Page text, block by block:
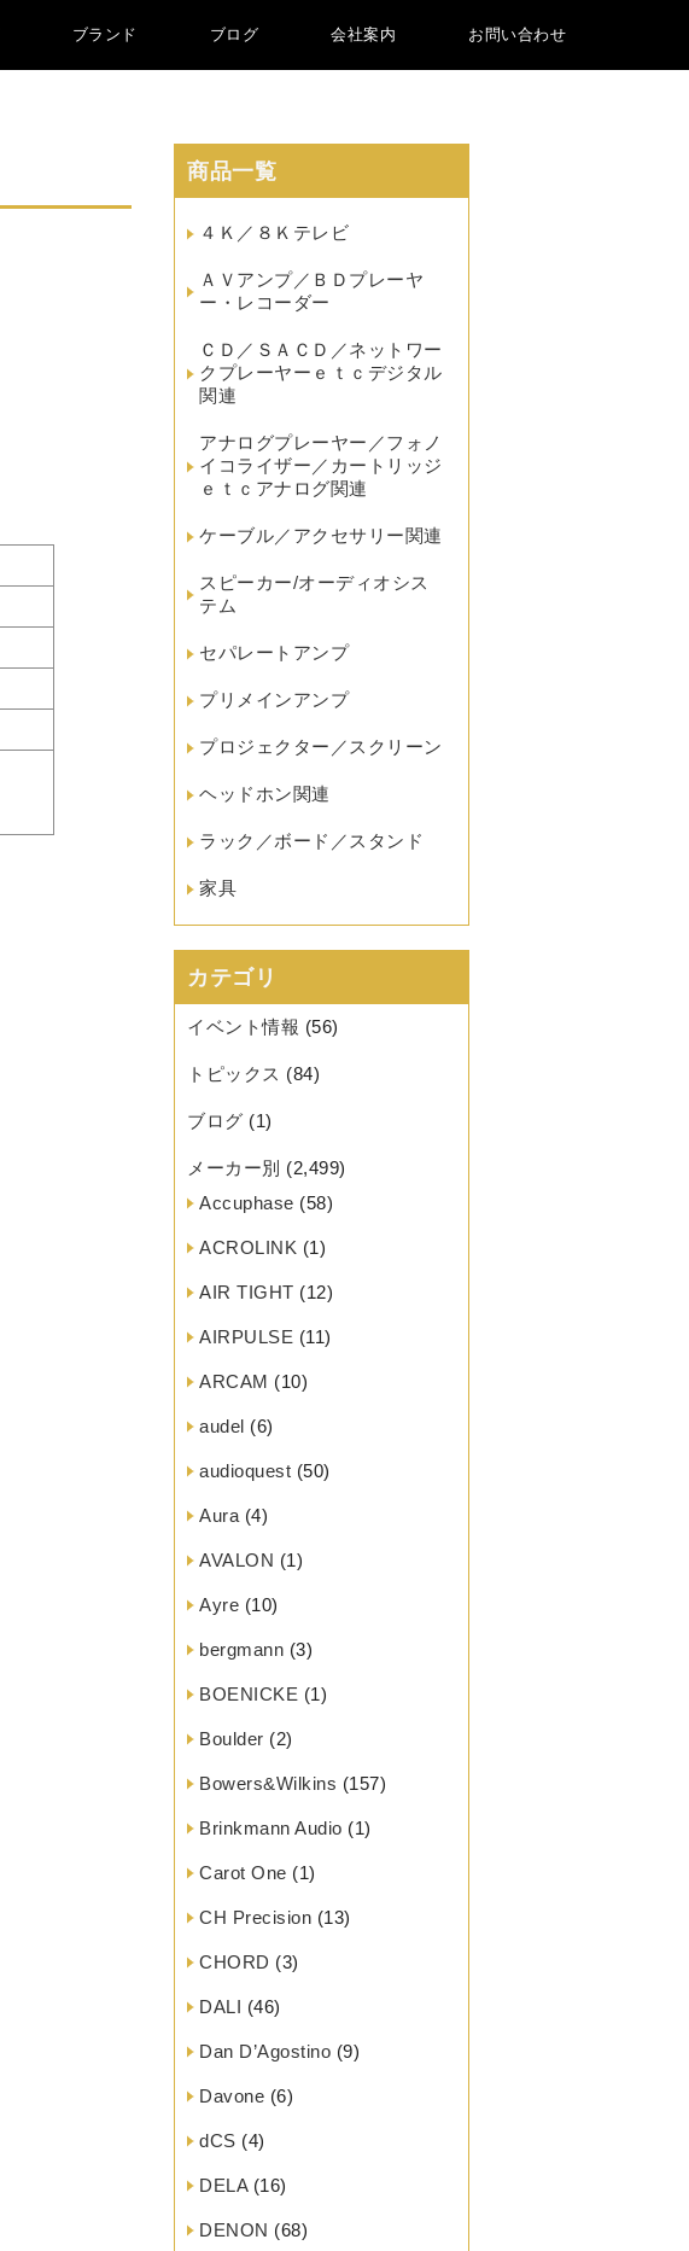
ブランド ブログ 会社案内 お問い合わせ
商品一覧
４Ｋ／８Ｋテレビ
ＡＶアンプ／ＢＤプレーヤ
ー・レコーダー
ＣＤ／ＳＡＣＤ／ネットワー
クプレーヤーｅｔｃデジタル
関連
アナログプレーヤー／フォノ
イコライザー／カートリッジ
ｅｔｃアナログ関連
ケーブル／アクセサリー関連
スピーカー/オーディオシス
テム
セパレートアンプ
プリメインアンプ
プロジェクター／スクリーン
ヘッドホン関連
ラック／ボード／スタンド
家具
カテゴリ
イベント情報 (56)
トピックス (84)
ブログ (1)
メーカー別 (2,499)
Accuphase (58)
ACROLINK (1)
AIR TIGHT (12)
AIRPULSE (11)
ARCAM (10)
audel (6)
audioquest (50)
Aura (4)
AVALON (1)
Ayre (10)
bergmann (3)
BOENICKE (1)
Boulder (2)
Bowers&Wilkins (157)
Brinkmann Audio (1)
Carot One (1)
CH Precision (13)
CHORD (3)
DALI (46)
Dan D’Agostino (9)
Davone (6)
dCS (4)
DELA(16)
DENON (68)